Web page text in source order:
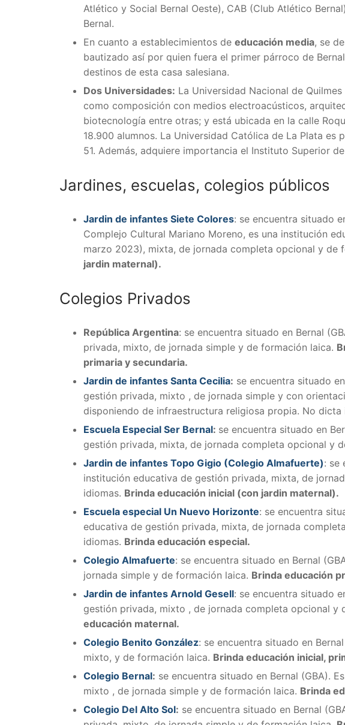
Atlético y Social Bernal Oeste), CAB (Club Atlético
Bernal.
En cuanto a establecimientos de educación media, se
bautizado así por quien fuera el primer párroco de
destinos de esta casa salesiana.
Dos Universidades: La Universidad Nacional de
como composición con medios electroacústicos,
biotecnología entre otras; y está ubicada en la calle
18.900 alumnos. La Universidad Católica de La Plata
51. Además, adquiere importancia el Instituto Superior
Jardines, escuelas, colegios públicos
Jardin de infantes Siete Colores: se encuentra situado
Complejo Cultural Mariano Moreno, es una institución
marzo 2023), mixta, de jornada completa opcional y de
jardin maternal).
Colegios Privados
República Argentina: se encuentra situado en Bernal
privada, mixto, de jornada simple y de formación laica.
primaria y secundaria.
Jardin de infantes Santa Cecilia: se encuentra situado
gestión privada, mixto , de jornada simple y con
disponiendo de infraestructura religiosa propia. No dicta
Escuela Especial Ser Bernal: se encuentra situado en
gestión privada, mixta, de jornada completa opcional y
Jardin de infantes Topo Gigio (Colegio Almafuerte): se
institución educativa de gestión privada, mixta, de
idiomas. Brinda educación inicial (con jardin maternal).
Escuela especial Un Nuevo Horizonte: se encuentra
educativa de gestión privada, mixta, de jornada
idiomas. Brinda educación especial.
Colegio Almafuerte: se encuentra situado en Bernal
jornada simple y de formación laica. Brinda educación
Jardin de infantes Arnold Gesell: se encuentra situado
gestión privada, mixto , de jornada completa opcional y
educación maternal.
Colegio Benito González: se encuentra situado en
mixto, y de formación laica. Brinda educación inicial,
Colegio Bernal: se encuentra situado en Bernal (GBA).
mixto , de jornada simple y de formación laica. Brinda
Colegio Del Alto Sol: se encuentra situado en Bernal